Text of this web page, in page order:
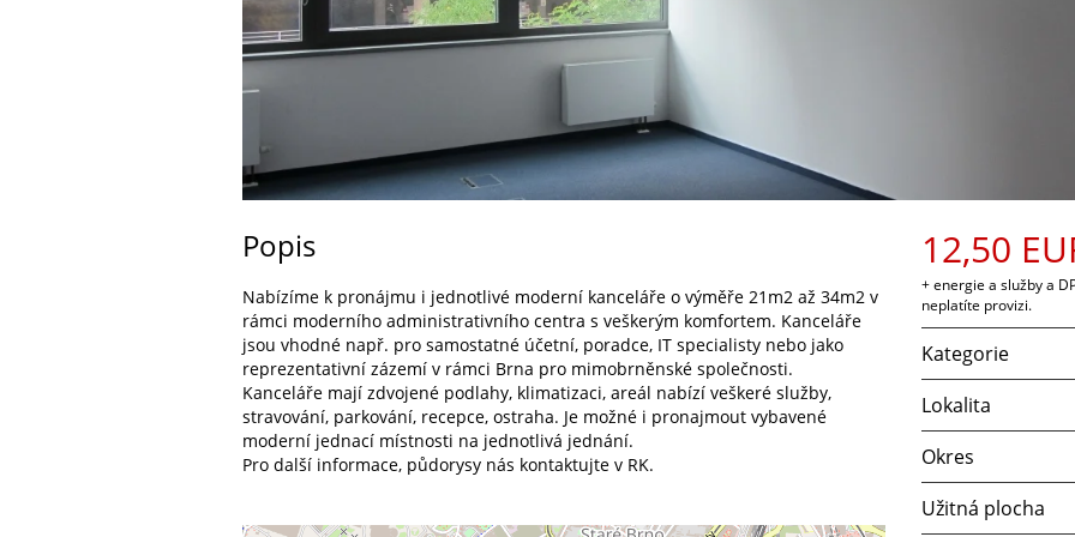
Popis
Nabízíme k pronájmu i jednotlivé moderní kanceláře o výměře 21m2 až 34m2 v
rámci moderního administrativního centra s veškerým komfortem. Kanceláře
jsou vhodné např. pro samostatné účetní, poradce, IT specialisty nebo jako
reprezentativní zázemí v rámci Brna pro mimobrněnské společnosti.
Kanceláře mají zdvojené podlahy, klimatizaci, areál nabízí veškeré služby,
stravování, parkování, recepce, ostraha. Je možné i pronajmout vybavené
moderní jednací místnosti na jednotlivá jednání.
Pro další informace, půdorysy nás kontaktujte v RK.
12,50
+ energie a služby a
neplatíte provizi.
Kategorie
Lokalita
Okres
Užitná plocha